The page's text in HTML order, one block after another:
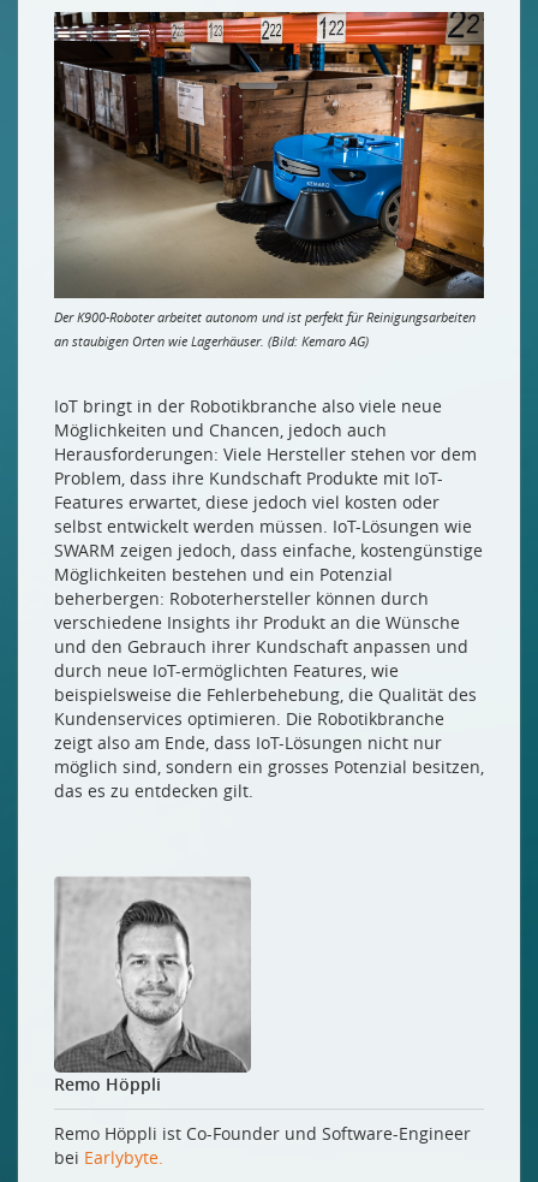
Der K900-Roboter arbeitet autonom und ist perfekt für Reinigungsarbeiten
an staubigen Orten wie Lagerhäuser. (Bild: Kemaro AG)
IoT bringt in der Robotikbranche also viele neue
Möglichkeiten und Chancen, jedoch auch
Herausforderungen: Viele Hersteller stehen vor dem
Problem, dass ihre Kundschaft Produkte mit IoT-
Features erwartet, diese jedoch viel kosten oder
selbst entwickelt werden müssen. IoT-Lösungen wie
SWARM zeigen jedoch, dass einfache, kostengünstige
Möglichkeiten bestehen und ein Potenzial
beherbergen: Roboterhersteller können durch
verschiedene Insights ihr Produkt an die Wünsche
und den Gebrauch ihrer Kundschaft anpassen und
durch neue IoT-ermöglichten Features, wie
beispielsweise die Fehlerbehebung, die Qualität des
Kundenservices optimieren. Die Robotikbranche
zeigt also am Ende, dass IoT-Lösungen nicht nur
möglich sind, sondern ein grosses Potenzial besitzen,
das es zu entdecken gilt.
Remo Höppli
Remo Höppli ist Co-Founder und Software-Engineer
bei Earlybyte.